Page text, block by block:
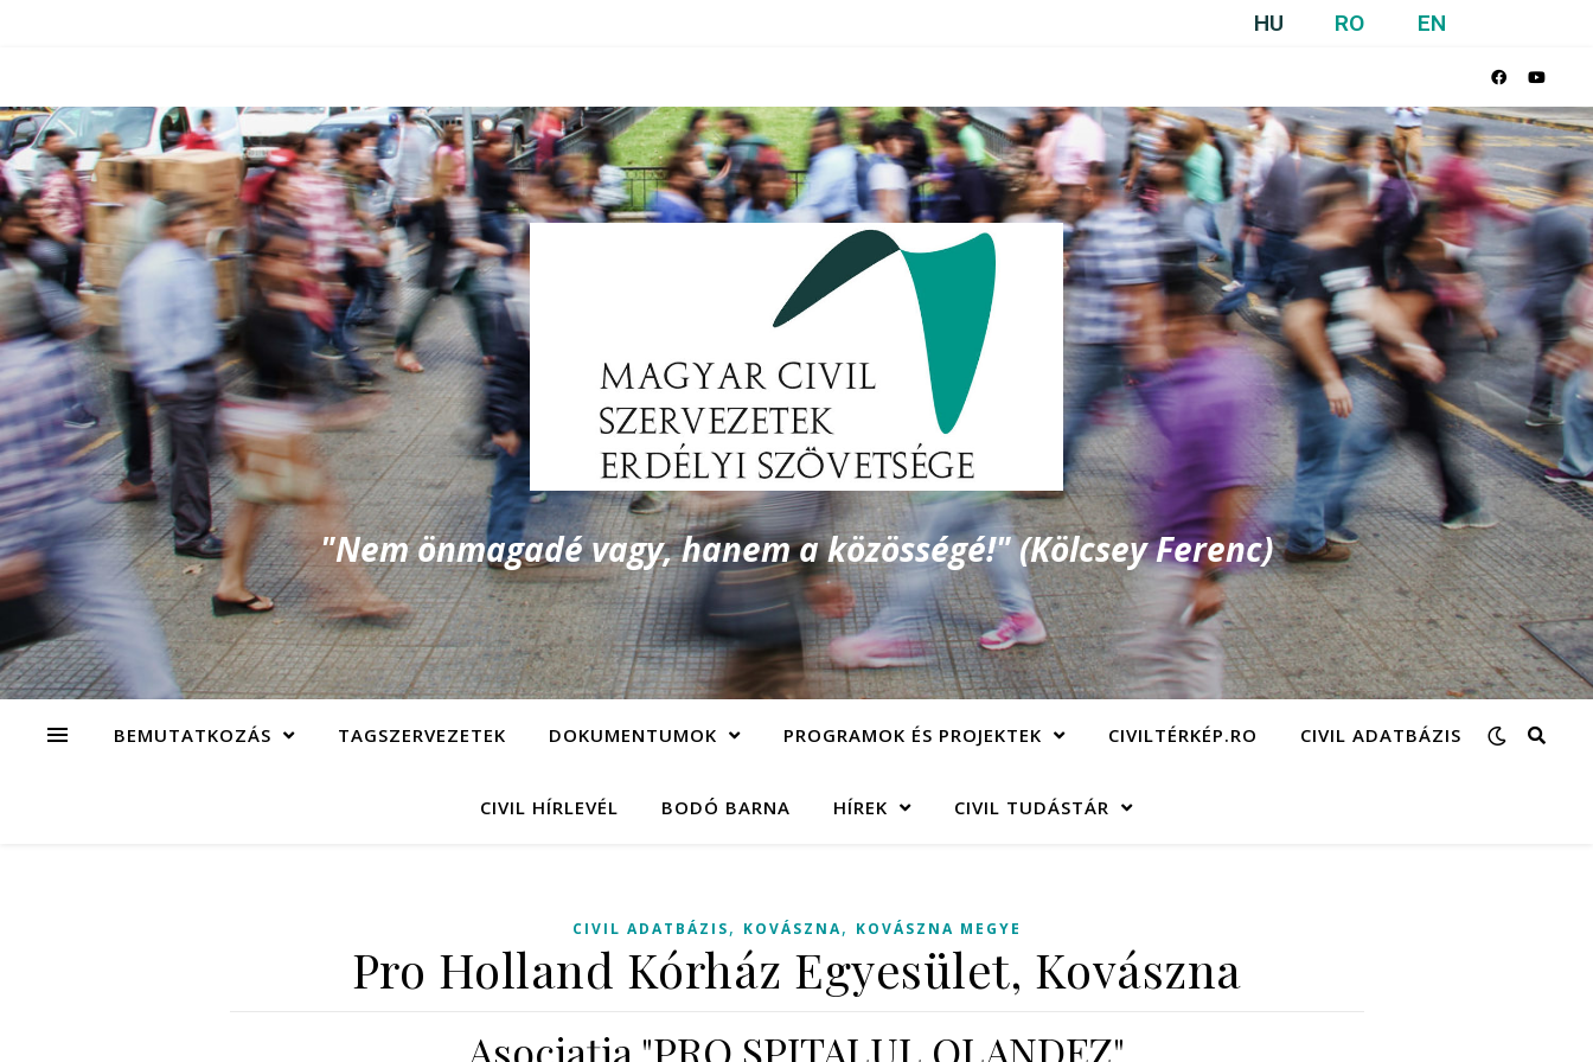
HU RO EN
"Nem önmagadé vagy, hanem a közösségé!" (Kölcsey Ferenc)
BEMUTATKOZÁS TAGSZERVEZETEK DOKUMENTUMOK PROGRAMOK ÉS PROJEKTEK CIVILTÉRKÉP.RO CIVIL ADATBÁZIS
CIVIL HÍRLEVÉL BODÓ BARNA HÍREK CIVIL TUDÁSTÁR
CIVIL ADATBÁZIS, KOVÁSZNA, KOVÁSZNA MEGYE
Pro Holland Kórház Egyesület, Kovászna